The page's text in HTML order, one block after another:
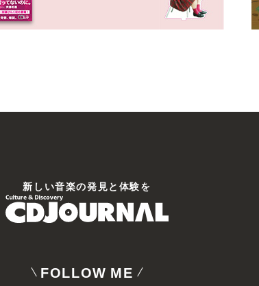
新しい⾳楽の発⾒と体験を
FOLLOW ME